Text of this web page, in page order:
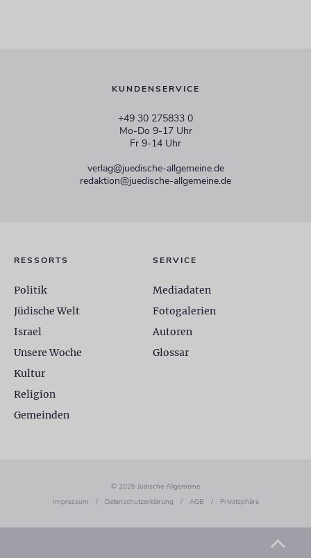
KUNDENSERVICE
+49 30 275833 0
Mo-Do 9-17 Uhr
Fr 9-14 Uhr
verlag@juedische-allgemeine.de
redaktion@juedische-allgemeine.de
RESSORTS
Politik
Jüdische Welt
Israel
Unsere Woche
Kultur
Religion
Gemeinden
SERVICE
Mediadaten
Fotogalerien
Autoren
Glossar
© 2026 Jüdische Allgemeine
Impressum
/ Datenschutzerklärung / AGB / Privatsphäre